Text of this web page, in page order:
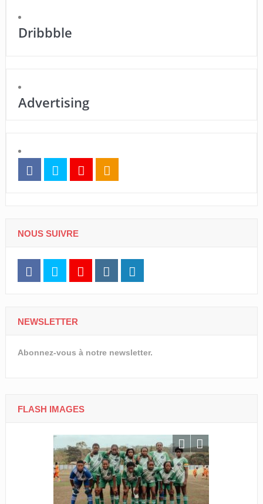
Dribbble
Advertising
NOUS SUIVRE
NEWSLETTER
Abonnez-vous à notre newsletter.
FLASH IMAGES